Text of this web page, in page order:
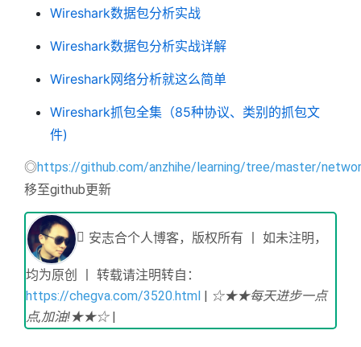
Wireshark数据包分析实战
Wireshark数据包分析实战详解
Wireshark网络分析就这么简单
Wireshark抓包全集（85种协议、类别的抓包文
件)
◎https://github.com/anzhihe/learning/tree/master/
移至github更新
安志合个人博客，版权所有 丨 如未注明，
均为原创 丨 转载请注明转自：
https://chegva.com/3520.html | ☆★★每天进步一点
点,加油!★★☆|